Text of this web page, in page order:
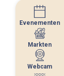
Evenementen
Markten
Webcam